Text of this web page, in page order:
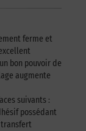
ferme et
bon pouvoir de
augmente
suivants :
possédant
transfert